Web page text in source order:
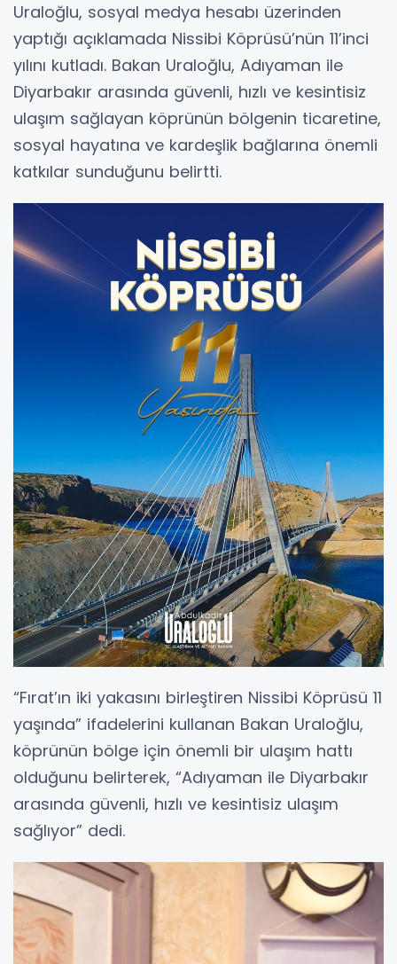
Uraloğlu, sosyal medya hesabı üzerinden
yaptığı açıklamada Nissibi Köprüsü’nün 11’inci
yılını kutladı. Bakan Uraloğlu, Adıyaman ile
Diyarbakır arasında güvenli, hızlı ve kesintisiz
ulaşım sağlayan köprünün bölgenin ticaretine,
sosyal hayatına ve kardeşlik bağlarına önemli
katkılar sunduğunu belirtti.
“Fırat’ın iki yakasını birleştiren Nissibi Köprüsü 11
yaşında” ifadelerini kullanan Bakan Uraloğlu,
köprünün bölge için önemli bir ulaşım hattı
olduğunu belirterek, “Adıyaman ile Diyarbakır
arasında güvenli, hızlı ve kesintisiz ulaşım
sağlıyor” dedi.